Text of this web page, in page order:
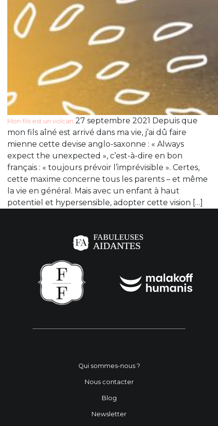
Mon fils est un volcan 27 septembre 2021 Depuis que
mon fils aîné est arrivé dans ma vie, j’ai dû faire
mienne cette devise anglo-saxonne : « Always
expect the unexpected », c’est-à-dire en bon
français : « toujours prévoir l’imprévisible ». Certes,
cette maxime concerne tous les parents – et même
la vie en général. Mais avec un enfant à haut
potentiel et hypersensible, adopter cette vision […]
Qui sommes-nous ?
Nous contacter
Blog
Newsletter